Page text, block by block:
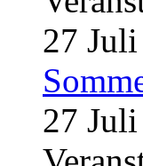
27 Juli
27